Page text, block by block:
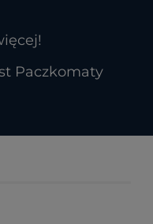
Paczkomaty